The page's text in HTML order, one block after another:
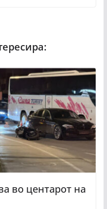
во центарот на